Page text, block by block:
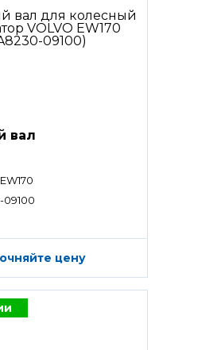
вал
09100
цену